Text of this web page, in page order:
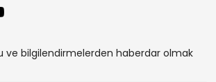
ve bilgilendirmelerden haberdar olmak